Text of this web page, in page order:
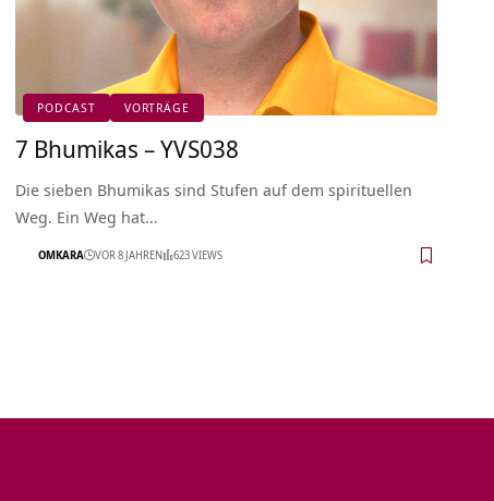
PODCAST VORTRÄGE
7 Bhumikas – YVS038
Die sieben Bhumikas sind Stufen auf dem spirituellen
Weg. Ein Weg hat…
OMKARA VOR 8 JAHREN 623 VIEWS